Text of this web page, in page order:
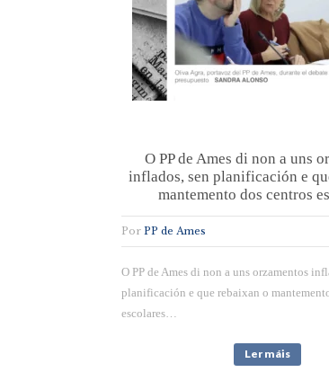
O PP de Ames di non a uns
inflados, sen planificación e
mantemento dos centros
Por PP de Ames
O PP de Ames di non a uns orzamentos
planificación e que rebaixan o
escolares…
Ler máis